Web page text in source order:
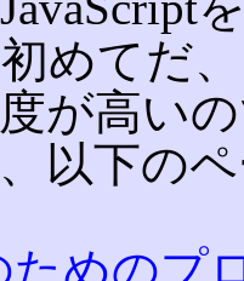
めてだ
が高い
以下の
ための